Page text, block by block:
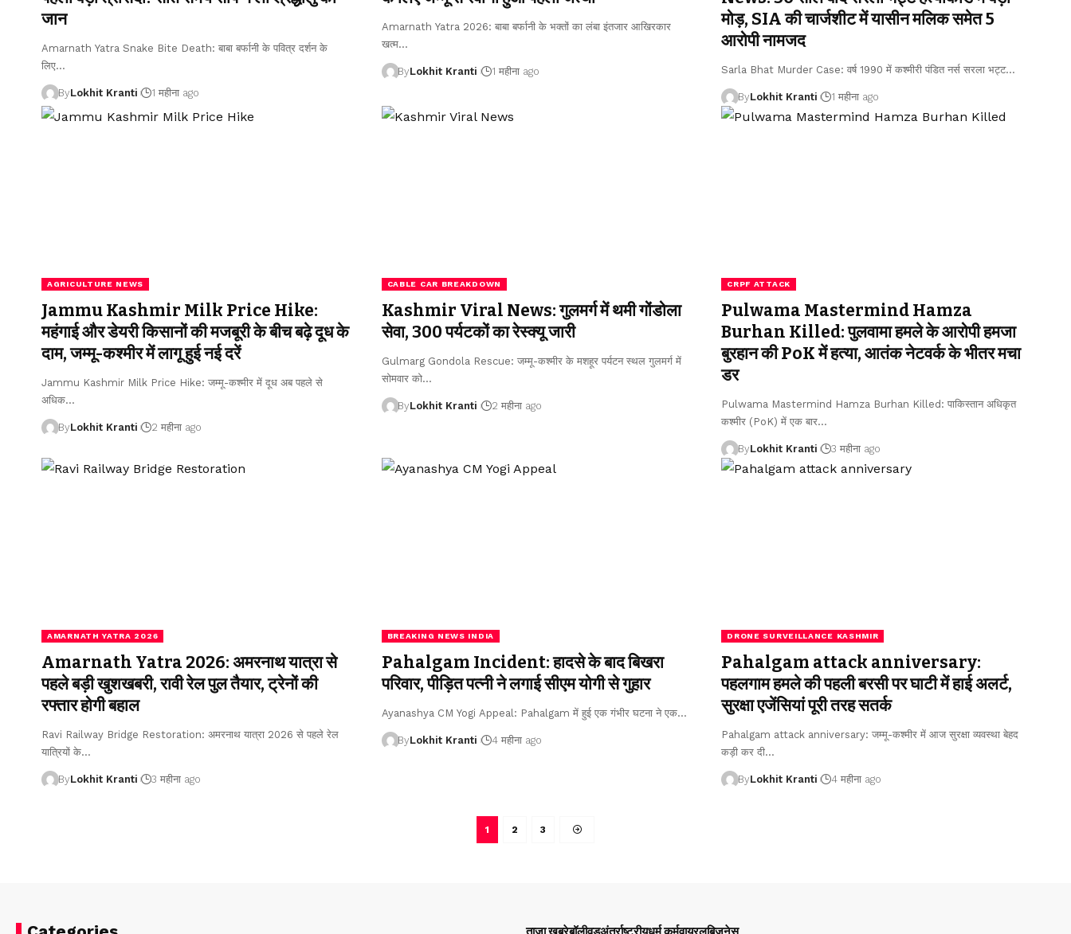
जान
Amarnath Yatra Snake Bite Death: बाबा बर्फानी के पवित्र दर्शन के
लिए…
ByLokhit Kranti 1 महीना ago
Amarnath Yatra 2026: बाबा बर्फानी के भक्तों का लंबा इंतजार आखिरकार
खत्म…
ByLokhit Kranti 1 महीना ago
मोड़, SIA की चार्जशीट में यासीन मलिक समेत 5
आरोपी नामजद
Sarla Bhat Murder Case: वर्ष 1990 में कश्मीरी पंडित नर्स सरला भट्ट…
ByLokhit Kranti 1 महीना ago
AGRICULTURE NEWS
Jammu Kashmir Milk Price Hike:
महंगाई और डेयरी किसानों की मजबूरी के बीच बढ़े दूध के
दाम, जम्मू-कश्मीर में लागू हुई नई दरें
Jammu Kashmir Milk Price Hike: जम्मू-कश्मीर में दूध अब पहले से
अधिक…
ByLokhit Kranti 2 महीना ago
CABLE CAR BREAKDOWN
Kashmir Viral News: गुलमर्ग में थमी गोंडोला
सेवा, 300 पर्यटकों का रेस्क्यू जारी
Gulmarg Gondola Rescue: जम्मू-कश्मीर के मशहूर पर्यटन स्थल गुलमर्ग में
सोमवार को…
ByLokhit Kranti 2 महीना ago
CRPF ATTACK
Pulwama Mastermind Hamza
Burhan Killed: पुलवामा हमले के आरोपी हमजा
बुरहान की PoK में हत्या, आतंक नेटवर्क के भीतर मचा
डर
Pulwama Mastermind Hamza Burhan Killed: पाकिस्तान अधिकृत
कश्मीर (PoK) में एक बार…
ByLokhit Kranti 3 महीना ago
AMARNATH YATRA 2026
Amarnath Yatra 2026: अमरनाथ यात्रा से
पहले बड़ी खुशखबरी, रावी रेल पुल तैयार, ट्रेनों की
रफ्तार होगी बहाल
Ravi Railway Bridge Restoration: अमरनाथ यात्रा 2026 से पहले रेल
यात्रियों के…
ByLokhit Kranti 3 महीना ago
BREAKING NEWS INDIA
Pahalgam Incident: हादसे के बाद बिखरा
परिवार, पीड़ित पत्नी ने लगाई सीएम योगी से गुहार
Ayanashya CM Yogi Appeal: Pahalgam में हुई एक गंभीर घटना ने एक…
ByLokhit Kranti 4 महीना ago
DRONE SURVEILLANCE KASHMIR
Pahalgam attack anniversary:
पहलगाम हमले की पहली बरसी पर घाटी में हाई अलर्ट,
सुरक्षा एजेंसियां पूरी तरह सतर्क
Pahalgam attack anniversary: जम्मू-कश्मीर में आज सुरक्षा व्यवस्था बेहद
कड़ी कर दी…
ByLokhit Kranti 4 महीना ago
1 2 3